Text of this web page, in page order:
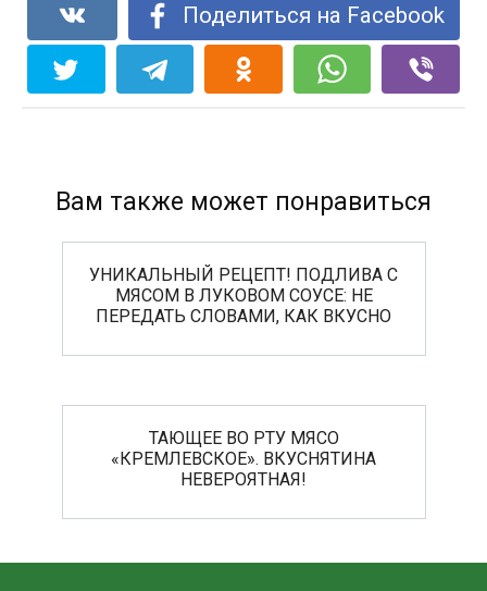
Поделиться на Facebook
Вам также может понравиться
УНИКАЛЬНЫЙ РЕЦЕПТ! ПОДЛИВА С
МЯСОМ В ЛУКОВОМ СОУСЕ: НЕ
ПЕРЕДАТЬ СЛОВАМИ, КАК ВКУСНО
ТАЮЩЕЕ ВО РТУ МЯСО
«КРЕМЛЕВСКОЕ». ВКУСНЯТИНА
НЕВЕРОЯТНАЯ!